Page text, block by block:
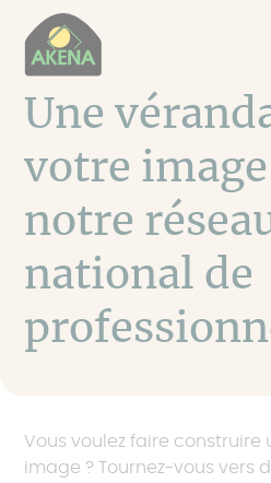
contenu
Une
votre image
notre
national de
Vous voulez faire construire
image ? Tournez-vous vers